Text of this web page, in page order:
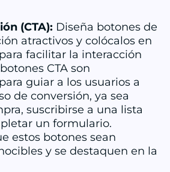
(CTA): Diseña botones de
atractivos y colócalos en
facilitar la interacción
CTA son
guiar a los usuarios a
de conversión, ya sea
suscribirse a una lista
un formulario.
estos botones sean
y se destaquen en la